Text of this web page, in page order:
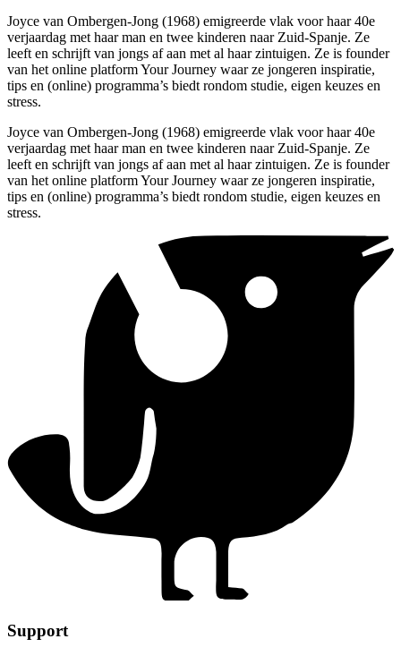
Joyce van Ombergen-Jong (1968) emigreerde vlak voor haar 40e
verjaardag met haar man en twee kinderen naar Zuid-Spanje. Ze
leeft en schrijft van jongs af aan met al haar zintuigen. Ze is founder
van het online platform Your Journey waar ze jongeren inspiratie,
tips en (online) programma’s biedt rondom studie, eigen keuzes en
stress.
Joyce van Ombergen-Jong (1968) emigreerde vlak voor haar 40e
verjaardag met haar man en twee kinderen naar Zuid-Spanje. Ze
leeft en schrijft van jongs af aan met al haar zintuigen. Ze is founder
van het online platform Your Journey waar ze jongeren inspiratie,
tips en (online) programma’s biedt rondom studie, eigen keuzes en
stress.
Support